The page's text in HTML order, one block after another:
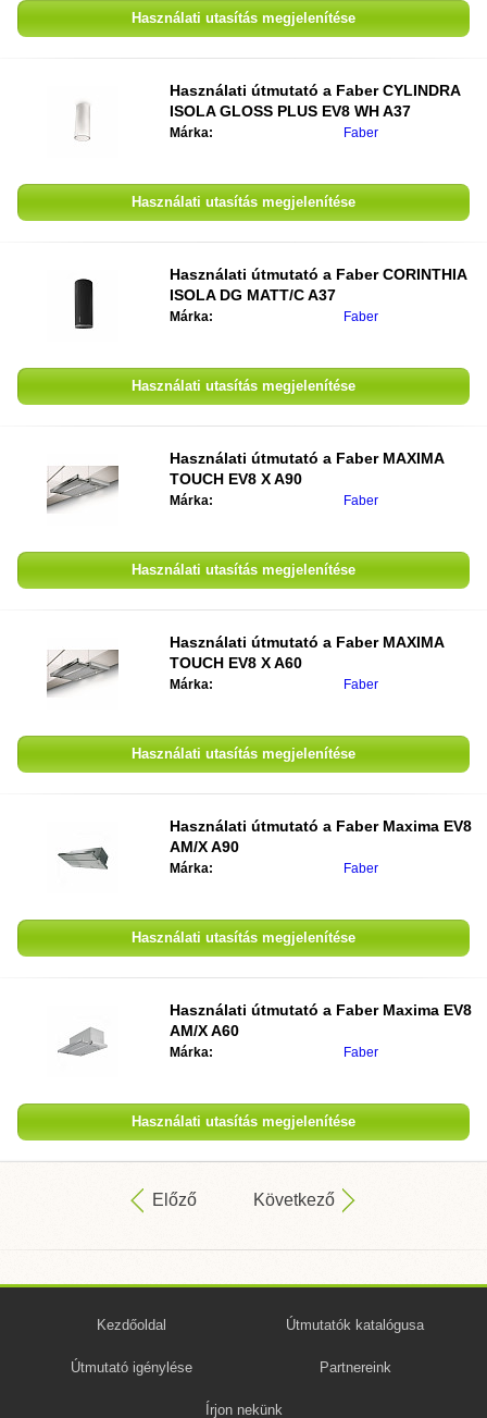
Használati utasítás megjelenítése
Használati útmutató a Faber CYLINDRA
ISOLA GLOSS PLUS EV8 WH A37
Márka: Faber
Használati utasítás megjelenítése
Használati útmutató a Faber CORINTHIA
ISOLA DG MATT/C A37
Márka: Faber
Használati utasítás megjelenítése
Használati útmutató a Faber MAXIMA
TOUCH EV8 X A90
Márka: Faber
Használati utasítás megjelenítése
Használati útmutató a Faber MAXIMA
TOUCH EV8 X A60
Márka: Faber
Használati utasítás megjelenítése
Használati útmutató a Faber Maxima EV8
AM/X A90
Márka: Faber
Használati utasítás megjelenítése
Használati útmutató a Faber Maxima EV8
AM/X A60
Márka: Faber
Használati utasítás megjelenítése
Előző Következő
Kezdőoldal Útmutatók katalógusa
Útmutató igénylése Partnereink
Írjon nekünk